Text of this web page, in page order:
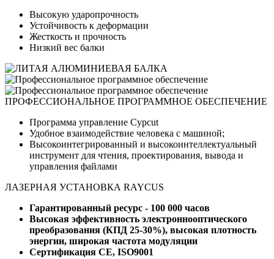
Высокую ударопрочность
Устойчивость к деформации
Жесткость и прочность
Низкий вес балки
ПРОФЕССИОНАЛЬНОЕ ПРОГРАММНОЕ ОБЕСПЕЧЕНИЕ
Программа управление Cypcut
Удобное взаимодействие человека с машиной;
Высокоинтегрированный и высокоинтеллектуальный
инструмент для чтения, проектирования, вывода и
управления файлами
ЛАЗЕРНАЯ УСТАНОВКА RAYCUS
Гарантированный ресурс - 100 000 часов
Высокая эффективность электроннооптического
преобразования (КПД 25-30%), высокая плотность
энергии, широкая частота модуляции
Сертификация CE, ISO9001